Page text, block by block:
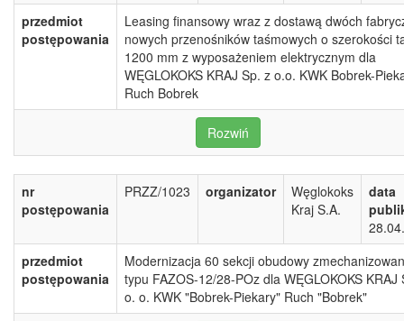
przedmiot
postępowania
Leasing finansowy wraz z dostawą dwóch
nowych przenośników taśmowych o szerokości
1200 mm z wyposażeniem elektrycznym dla
WĘGLOKOKS KRAJ Sp. z o.o. KWK Bobrek-
Ruch Bobrek
Rozwiń
nr
postępowania
PRZZ/1023 organizator
Węglokoks
Kraj S.A.
data
przedmiot
postępowania
Modernizacja 60 sekcji obudowy
typu FAZOS-12/28-POz dla WĘGLOKOKS KRAJ
o. o. KWK "Bobrek-Piekary" Ruch "Bobrek"